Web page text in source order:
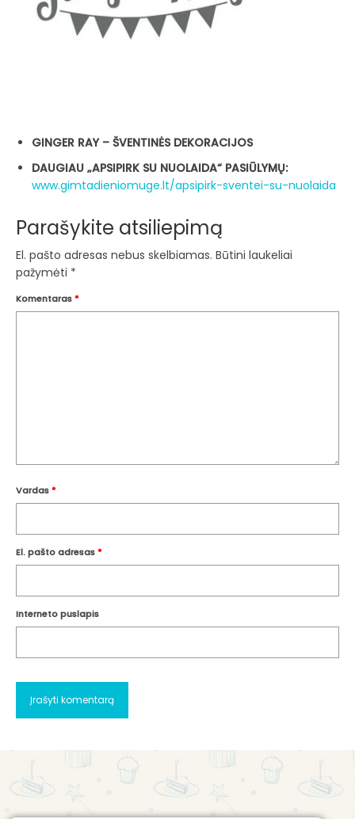
GINGER RAY – ŠVENTINĖS DEKORACIJOS
DAUGIAU „APSIPIRK SU NUOLAIDA“ PASIŪLYMŲ:
www.gimtadieniomuge.lt/apsipirk-sventei-su-nuolaida
Parašykite atsiliepimą
El. pašto adresas nebus skelbiamas. Būtini laukeliai
pažymėti *
Komentaras*
Vardas*
El. pašto adresas*
Interneto puslapis